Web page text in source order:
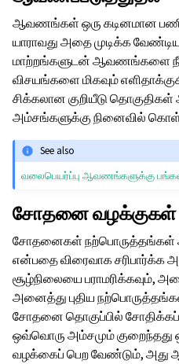
ஆவணங்கள் ஒரு கடினமான
யாராவது அதை முடிக்க
மாற்றங்களுடன் ஆவணங்களை
விசயங்களை மிகவும்
சிக்கலான குறியீடு
அம்சங்களுக்கு நினைவில்
See also
வலைபெயர்ப்பு ஆவணங்களுக்கு
சோதனை வழக்குகள்
சோதனைகள் நற்பொருத்தங்கள்
என்பதை விரைவாக சரிபார்க்க
சூழ்நிலையை பராமரிக்கவும்,
அனைத்து புதிய
சோதனை தொகுப்பில்
ஒவ்வொரு அம்சமும் குறைந்தது
வழக்கைப் பெற வேண்டும், அது